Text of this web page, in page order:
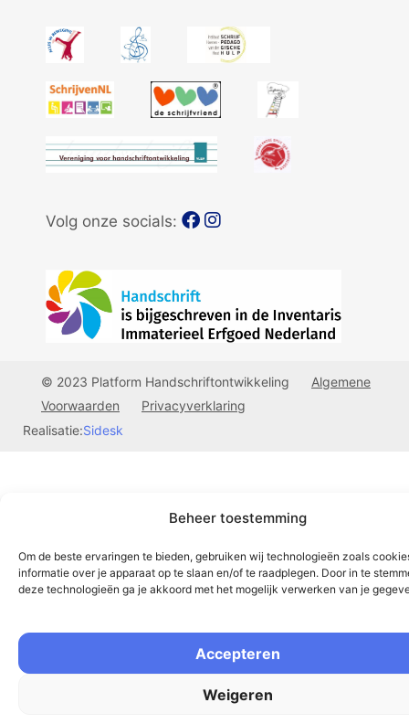
Beheer toestemming
Om de beste ervaringen te bieden, gebruiken wij technologieën zoals
informatie over je apparaat op te slaan en/of te raadplegen. Door in te
deze technologieën ga je akkoord met het mogelijk verwerken van je
Accepteren
Weigeren
Volg onze socials:
© 2023 Platform Handschriftontwikkeling
Algemene
Voorwaarden
Privacyverklaring
Realisatie:Sidesk